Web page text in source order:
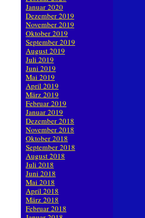
Januar 2020
Dezember 2019
November 2019
Oktober 2019
September 2019
August 2019
Juli 2019
Juni 2019
Mai 2019
April 2019
März 2019
Februar 2019
Januar 2019
Dezember 2018
November 2018
Oktober 2018
September 2018
August 2018
Juli 2018
Juni 2018
Mai 2018
April 2018
März 2018
Februar 2018